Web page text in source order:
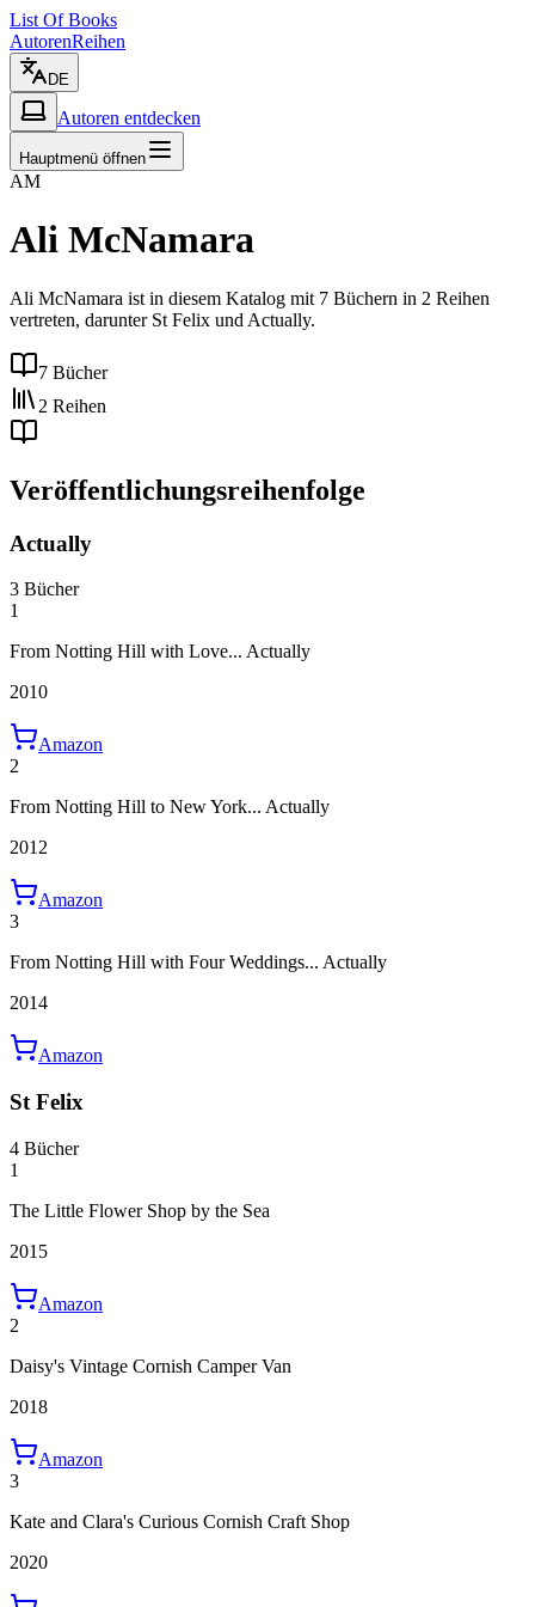
List Of Books
AutorenReihen
DE
Autoren entdecken
Hauptmenü öffnen
AM
Ali McNamara
Ali McNamara ist in diesem Katalog mit 7 Büchern in 2 Reihen
vertreten, darunter St Felix und Actually.
7 Bücher
2 Reihen
Veröffentlichungsreihenfolge
Actually
3 Bücher
1
From Notting Hill with Love... Actually
2010
Amazon
2
From Notting Hill to New York... Actually
2012
Amazon
3
From Notting Hill with Four Weddings... Actually
2014
Amazon
St Felix
4 Bücher
1
The Little Flower Shop by the Sea
2015
Amazon
2
Daisy's Vintage Cornish Camper Van
2018
Amazon
3
Kate and Clara's Curious Cornish Craft Shop
2020